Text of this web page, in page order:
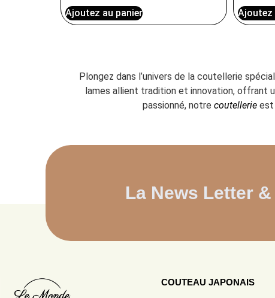
Ajoutez au panier Ajoutez
Plongez dans l’univers de la coutellerie
lames allient tradition et innovation, offrant
passionné, notre coutellerieest
La News Letter
COUTEAU JAPONAIS